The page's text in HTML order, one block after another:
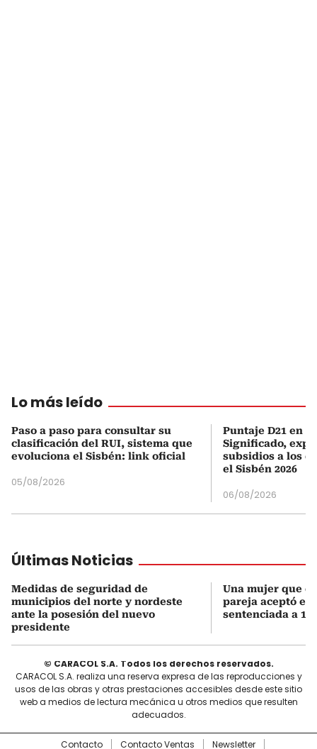
Lo más leído
Paso a paso para consultar su
clasificación del RUI, sistema que
evoluciona el Sisbén: link oficial
05/08/2026
Puntaje D21 en
Significado,
subsidios a los
el Sisbén 2026
06/08/2026
Últimas Noticias
Medidas de seguridad de
municipios del norte y nordeste
ante la posesión del nuevo
presidente
Una mujer que
pareja aceptó el
sentenciada a 18
© CARACOL S.A. Todos los derechos reservados.
CARACOL S.A. realiza una reserva expresa de las reproducciones y
usos de las obras y otras prestaciones accesibles desde este sitio
web a medios de lectura mecánica u otros medios que resulten
adecuados.
Contacto Contacto Ventas Newsletter